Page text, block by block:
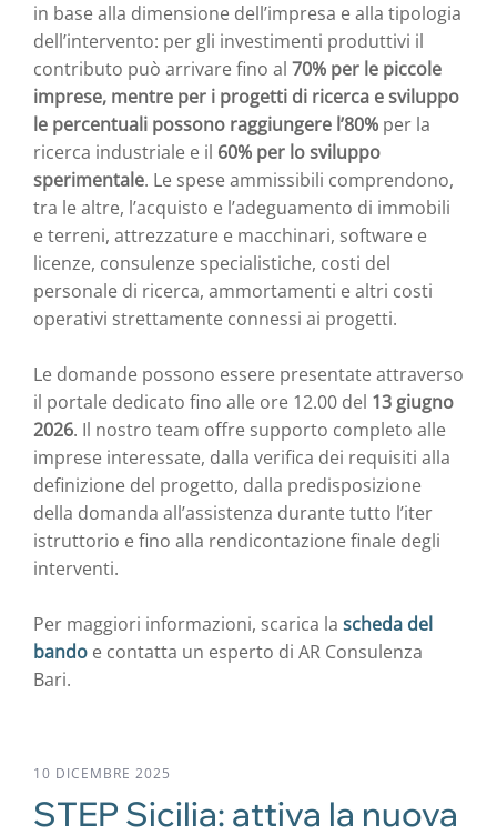
in base alla dimensione dell’impresa e alla tipologia
dell’intervento: per gli investimenti produttivi il
contributo può arrivare fino al 70% per le piccole
imprese, mentre per i progetti di ricerca e sviluppo
le percentuali possono raggiungere l’80% per la
ricerca industriale e il 60% per lo sviluppo
sperimentale. Le spese ammissibili comprendono,
tra le altre, l’acquisto e l’adeguamento di immobili
e terreni, attrezzature e macchinari, software e
licenze, consulenze specialistiche, costi del
personale di ricerca, ammortamenti e altri costi
operativi strettamente connessi ai progetti.
Le domande possono essere presentate attraverso
il portale dedicato fino alle ore 12.00 del 13 giugno
2026. Il nostro team offre supporto completo alle
imprese interessate, dalla verifica dei requisiti alla
definizione del progetto, dalla predisposizione
della domanda all’assistenza durante tutto l’iter
istruttorio e fino alla rendicontazione finale degli
interventi.
Per maggiori informazioni, scarica la scheda del
bando e contatta un esperto di AR Consulenza
Bari.
10 DICEMBRE 2025
STEP Sicilia: attiva la nuova